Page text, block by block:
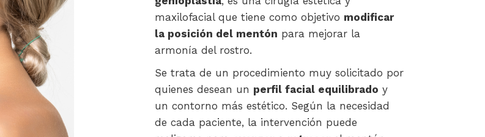
maxilofacial que tiene como objetivo modificar
la posición del mentón para mejorar la
armonía del rostro.
Se trata de un procedimiento muy solicitado por
quienes desean un perfil facial equilibrado y
un contorno más estético. Según la necesidad
de cada paciente, la intervención puede